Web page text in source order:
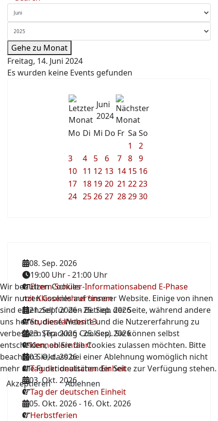
Gehe zu Monat
Freitag, 14. Juni 2024
Es wurden keine Events gefunden
Juni
2024
Mo Di Mi Do Fr Sa So
1
2
3
4 5 6 7 8 9
10 11 12 13 14 15 16
17 18 19 20 21 2223
24 2526 27 282930
08. Sep. 2026
19:00 Uhr-21:00 Uhr
Eltern-Schüler-Informationsabend E-Phase
mit Klassenlehrer*innen
21. Sep. 2026-25. Sep. 2026
Studienfahrten 13
23. Sep. 2026-25. Sep. 2026
Kennenlernfahrt
03. Okt. 2026
Tag der deutschen Einheit
03. Okt. 2026
Tag der deutschen Einheit
05. Okt. 2026- 16. Okt. 2026
Herbstferien
Wir benutzen Cookies
Wir nutzen Cookies auf unserer Website. Einige von ihnen
sind essenziell für den Betrieb der Seite, während andere
uns helfen, diese Website und die Nutzererfahrung zu
verbessern (Tracking Cookies). Sie können selbst
entscheiden, ob Sie die Cookies zulassen möchten. Bitte
beachten Sie, dass bei einer Ablehnung womöglich nicht
mehr alle Funktionalitäten der Seite zur Verfügung stehen.
Akzeptieren
Ablehnen